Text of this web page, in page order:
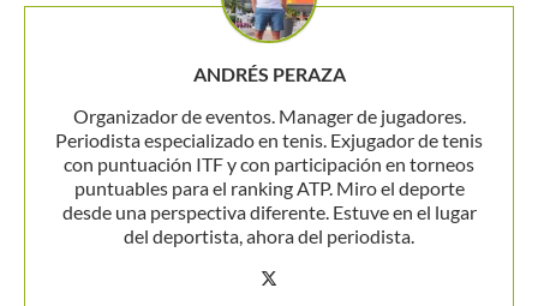
ANDRÉS PERAZA
Organizador de eventos. Manager de jugadores.
Periodista especializado en tenis. Exjugador de tenis
con puntuación ITF y con participación en torneos
puntuables para el ranking ATP. Miro el deporte
desde una perspectiva diferente. Estuve en el lugar
del deportista, ahora del periodista.